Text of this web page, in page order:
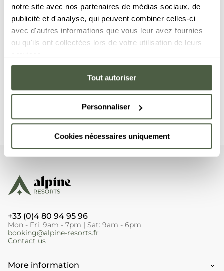
notre site avec nos partenaires de médias sociaux, de
publicité et d'analyse, qui peuvent combiner celles-ci
avec d'autres informations que vous leur avez fournies
ou qu'ils ont collectées lors de votre utilisation de leurs
Tout autoriser
Personnaliser
Cookies nécessaires uniquement
(199€)
- Renata Drainage 4-hand - 1h between 10am and 7pmh
- Sound bath - 45-minute at 11am and 5pm (12€ with
wellness area access)
For every 2 sessions booked : A complimentary Gemology
massage oil
Booking+33 (0)4 80 94 70 53
+33 (0)4 80 94 95 96
Mon - Fri: 9am - 7pm | Sat: 9am - 6pm
booking@alpine-resorts.fr
Contact us
More information